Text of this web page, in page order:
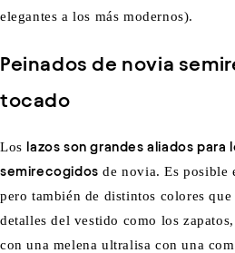
elegantes a los más modernos).
Peinados de novia
tocado
Los lazos son grandes aliados para
semirecogidos de novia. Es posible
pero también de distintos colores
detalles del vestido como los
con una melena ultralisa con una